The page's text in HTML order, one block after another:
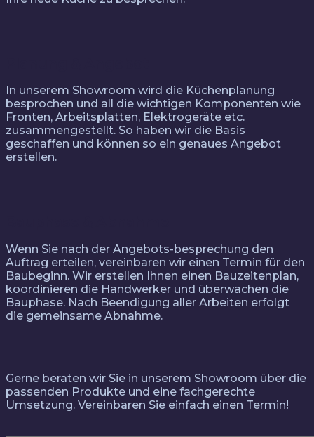
In unserem Showroom wird die Küchenplanung
besprochen und all die wichtigen Komponenten wie
Fronten, Arbeitsplatten, Elektrogeräte etc.
zusammengestellt. So haben wir die Basis
geschaffen und können so ein genaues Angebot
erstellen.
Wenn Sie nach der Angebots-besprechung den
Auftrag erteilen, vereinbaren wir einen Termin für den
Baubeginn. Wir erstellen Ihnen einen Bauzeitenplan,
koordinieren die Handwerker und überwachen die
Bauphase. Nach Beendigung aller Arbeiten erfolgt
die gemeinsame Abnahme.
Gerne beraten wir Sie in unserem Showroom über die
passenden Produkte und eine fachgerechte
Umsetzung. Vereinbaren Sie einfach einen Termin!